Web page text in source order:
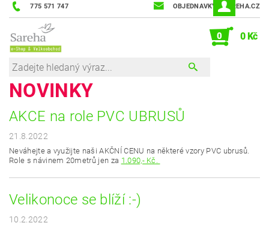
775 571 747 OBJEDNAVKY@SAREHA.CZ
0 0 Kč
NOVINKY
AKCE na role PVC UBRUSŮ
21.8.2022
Neváhejte a využijte naši AKČNÍ CENU na některé vzory PVC ubrusů.
Role s návinem 20metrů jen za 1.090,- Kč.
Velikonoce se blíží :-)
10.2.2022